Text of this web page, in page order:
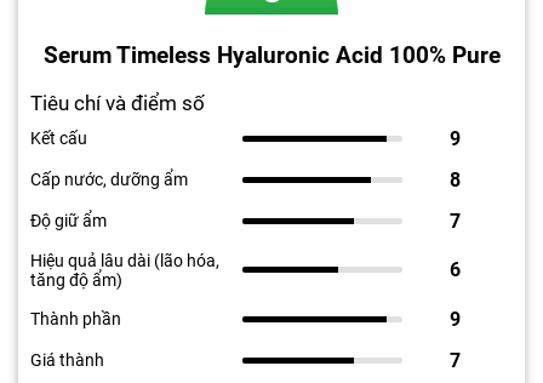
Serum Timeless Hyaluronic Acid 100% Pure
Tiêu chí và điểm số
Kết cấu 9
Cấp nước, dưỡng ẩm 8
Độ giữ ẩm 7
Hiệu quả lâu dài (lão hóa,
tăng độ ẩm)
6
Thành phần 9
Giá thành 7